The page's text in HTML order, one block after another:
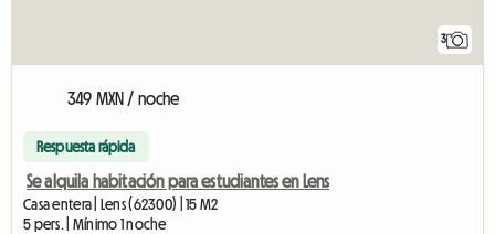
3
349 MXN / noche
Respuesta rápida
Se alquila habitación para estudiantes en Lens
Casa entera | Lens (62300) | 15 M2
5 pers. | Mínimo 1 noche